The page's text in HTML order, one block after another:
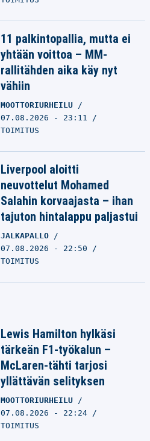
11 palkintopallia, mutta ei
yhtään voittoa – MM-
rallitähden aika käy nyt
vähiin
MOOTTORIURHEILU
07.08.2026 - 23:11
TOIMITUS
Liverpool aloitti
neuvottelut Mohamed
Salahin korvaajasta – ihan
tajuton hintalappu paljastui
JALKAPALLO
07.08.2026 - 22:50
TOIMITUS
Lewis Hamilton hylkäsi
tärkeän F1-työkalun –
McLaren-tähti tarjosi
yllättävän selityksen
MOOTTORIURHEILU
07.08.2026 - 22:24
TOIMITUS